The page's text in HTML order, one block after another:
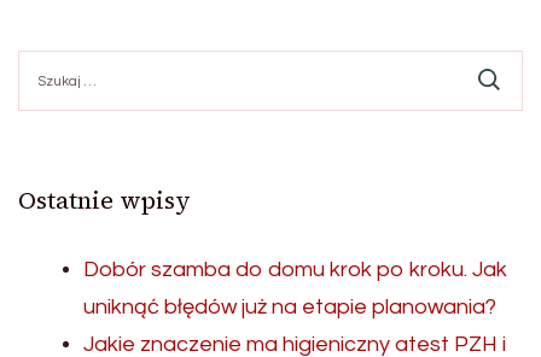
Ostatnie wpisy
Dobór szamba do domu krok po kroku. Jak
uniknąć błędów już na etapie planowania?
Jakie znaczenie ma higieniczny atest PZH i